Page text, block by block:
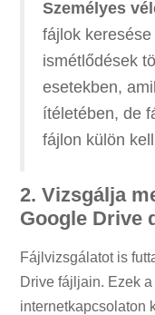
Személyes
fájlok
ismétlődések
esetekben,
ítéletében, de
fájlon külön
2. Vizsgálja
Google Drive
Fájlvizsgálatot is
Drive fájljain. Ezek
internetkapcsolaton